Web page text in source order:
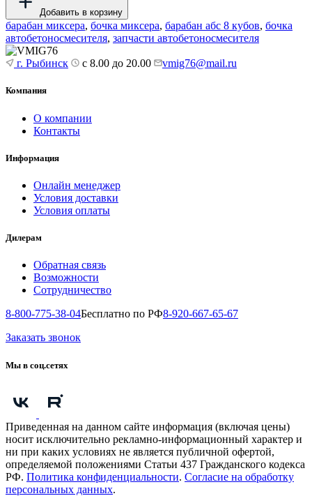
Добавить в корзину
барабан миксера, бочка миксера, барабан абс 8 кубов, бочка
автобетоносмесителя, запчасти автобетоносмесителя
г. Рыбинск с 8.00 до 20.00 vmig76@mail.ru
Компания
О компании
Контакты
Информация
Онлайн менеджер
Условия доставки
Условия оплаты
Дилерам
Обратная связь
Возможности
Сотрудничество
8-800-775-38-04Бесплатно по РФ8-920-667-65-67
Заказать звонок
Мы в соц.сетях
Приведенная на данном сайте информация (включая цены)
носит исключительно рекламно-информационный характер и
ни при каких условиях не является публичной офертой,
определяемой положениями Статьи 437 Гражданского кодекса
РФ. Политика конфиденциальности. Согласие на обработку
персональных данных.